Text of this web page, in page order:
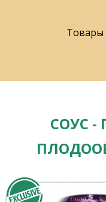
Товары
СОУС -